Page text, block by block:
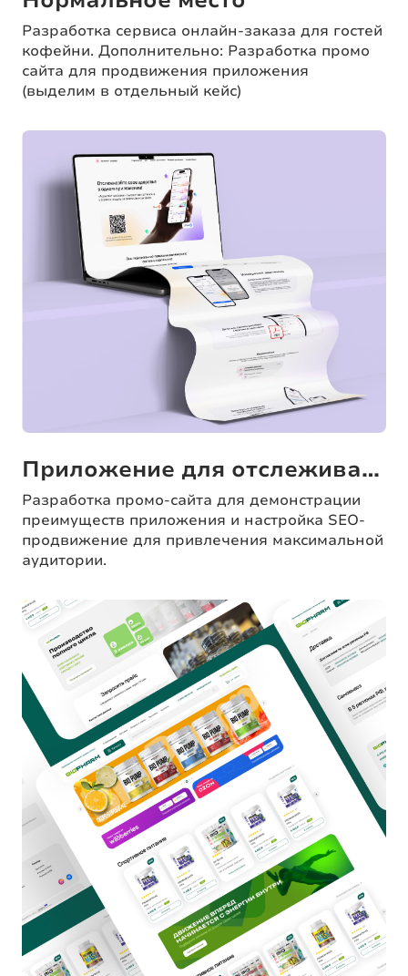
Разработка сервиса онлайн-заказа для гостей
кофейни. Дополнительно: Разработка промо
сайта для продвижения приложения
(выделим в отдельный кейс)
Приложение для отслеживания здоровья
Разработка промо-сайта для демонстрации
преимуществ приложения и настройка SEO-
продвижение для привлечения максимальной
аудитории.